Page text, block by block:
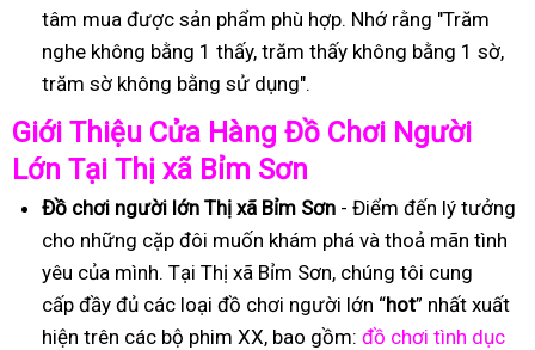
tâm mua được sản phẩm phù hợp. Nhớ rằng "Trăm
nghe không bằng 1 thấy, trăm thấy không bằng 1 sờ,
trăm sờ không bằng sử dụng".
Giới Thiệu Cửa Hàng Đồ Chơi Người
Lớn Tại Thị xã Bỉm Sơn
Đồ chơi người lớn Thị xã Bỉm Sơn - Điểm đến lý tưởng
cho những cặp đôi muốn khám phá và thoả mãn tình
yêu của mình. Tại Thị xã Bỉm Sơn, chúng tôi cung
cấp đầy đủ các loại đồ chơi người lớn “hot” nhất xuất
hiện trên các bộ phim XX, bao gồm: đồ chơi tình dục